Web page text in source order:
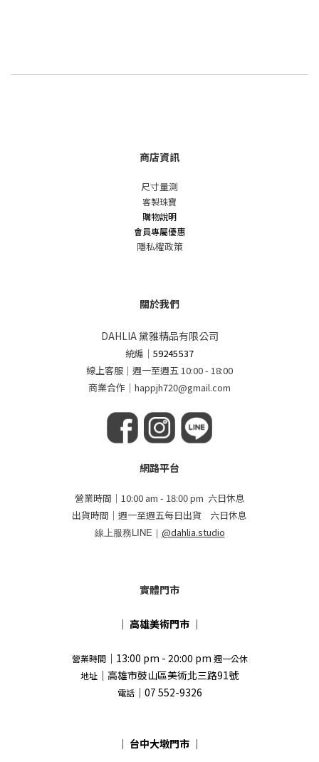
商店資訊
尺寸量測
客製珠寶
購物說明
會員專屬優惠
隱私權政策
關於我們
DAHLIA 黛雅精品有限公司
統編 ｜59245537
線上客服｜週一至週五 10:00 - 18:00
商業合作｜happjh720@gmail.com
網路平台
營業時間｜10:00 am - 18:00 pm 六日休息
出貨時間｜週一至週五每日出貨 六日休息
線上服務LINE｜ @dahlia.studio
實體門市
｜ 高雄美術門市 ｜
營業時間｜13:00 pm - 20:00 pm 週一公休
地址 ｜高雄市鼓山區美術北三路91號
電話｜07 552-9326
｜ 台中大墩門市 ｜